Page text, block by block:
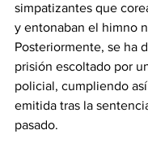
simpatizantes que
y entonaban el himno
Posteriormente, se ha
prisión escoltado por
policial, cumpliendo
emitida tras la
pasado.